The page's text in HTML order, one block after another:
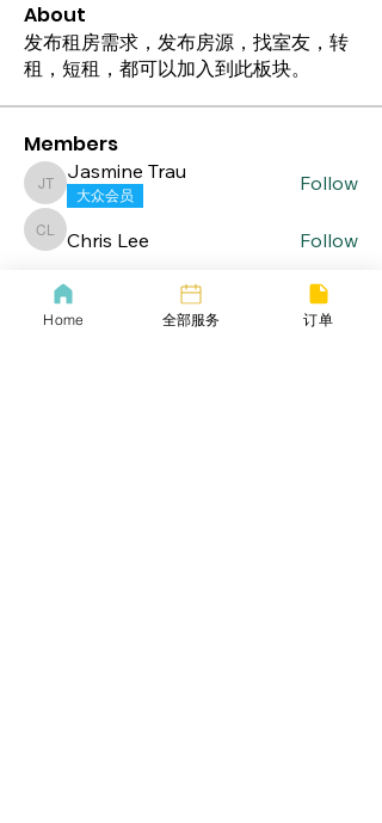
About
发布租房需求，发布房源，找室友，转
租，短租，都可以加入到此板块。
Members
Jasmine Trau
Jasmine Trau
大众会员
Follow
Chris Lee
Chris Lee
Follow
波士顿生活帮
钻石会员
Follow
Home 全部服务 订单